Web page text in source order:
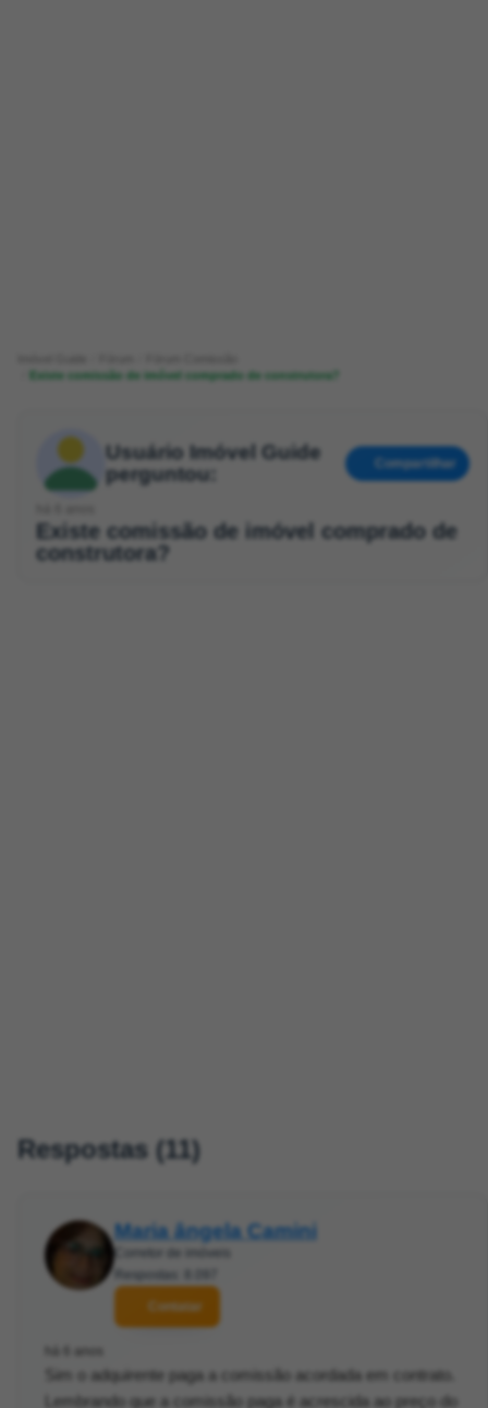
Existe comissão de imóvel comprado de construtora?
Usuário Imóvel Guide
perguntou:
Compartilhar
Existe comissão de imóvel comprado de
construtora?
Respostas (11)
Maria ângela Camini
Corretor de imóveis
Respostas: 8.097
Contatar
há 6 anos
Sim o adquirente paga a comissão acordada em contrato.
Lembrando que a comissão paga é acrescida ao preço do